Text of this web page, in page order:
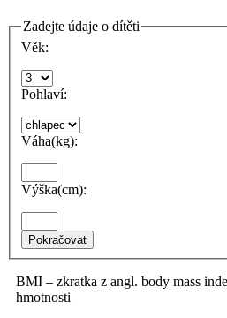
Zadejte údaje o dítěti
Věk:
Pohlaví:
Váha(kg):
Výška(cm):
Pokračovat
BMI – zkratka z angl. body mass
hmotnosti